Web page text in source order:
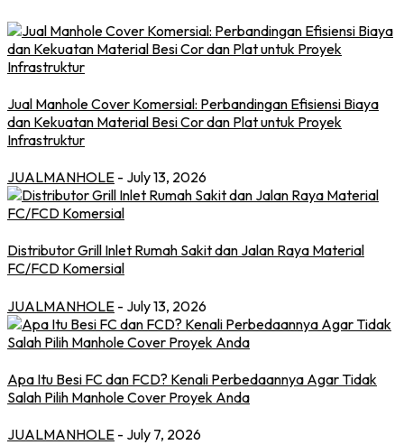
Jual Manhole Cover Komersial: Perbandingan Efisiensi Biaya
dan Kekuatan Material Besi Cor dan Plat untuk Proyek
Infrastruktur
JUALMANHOLE - July 13, 2026
Distributor Grill Inlet Rumah Sakit dan Jalan Raya Material
FC/FCD Komersial
JUALMANHOLE - July 13, 2026
Apa Itu Besi FC dan FCD? Kenali Perbedaannya Agar Tidak
Salah Pilih Manhole Cover Proyek Anda
JUALMANHOLE - July 7, 2026